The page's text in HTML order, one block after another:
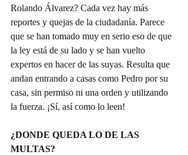
Rolando Álvarez? Cada vez hay más
reportes y quejas de la ciudadanía. Parece
que se han tomado muy en serio eso de que
la ley está de su lado y se han vuelto
expertos en hacer de las suyas. Resulta que
andan entrando a casas como Pedro por su
casa, sin permiso ni una orden y utilizando
la fuerza. ¡Sí, así como lo leen!
¿DONDE QUEDA LO DE LAS
MULTAS?